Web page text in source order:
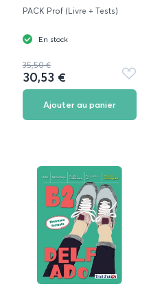
PACK Prof (Livre + Tests)
En stock
35,50 €
30,53 €
Ajouter
aux
Ajouter au panier